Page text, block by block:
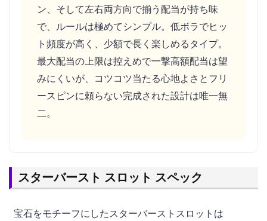
ン、そして左右両方向で揃う配当が持ち味
で、ルールは極めてシンプル。低ボラでヒッ
ト頻度が高く、少額で長く楽しめるタイプ。
最大配当の上限は控えめで一撃高額配当は望
みにくいが、コツコツ当たる心地よさとフリ
ースピンに頼らない完成された設計は唯一無
二。
スターバースト スロット スペック
宝石をモチーフにしたスターバーストスロットは